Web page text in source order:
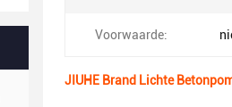
Voorwaarde:
JIUHE Brand Lichte